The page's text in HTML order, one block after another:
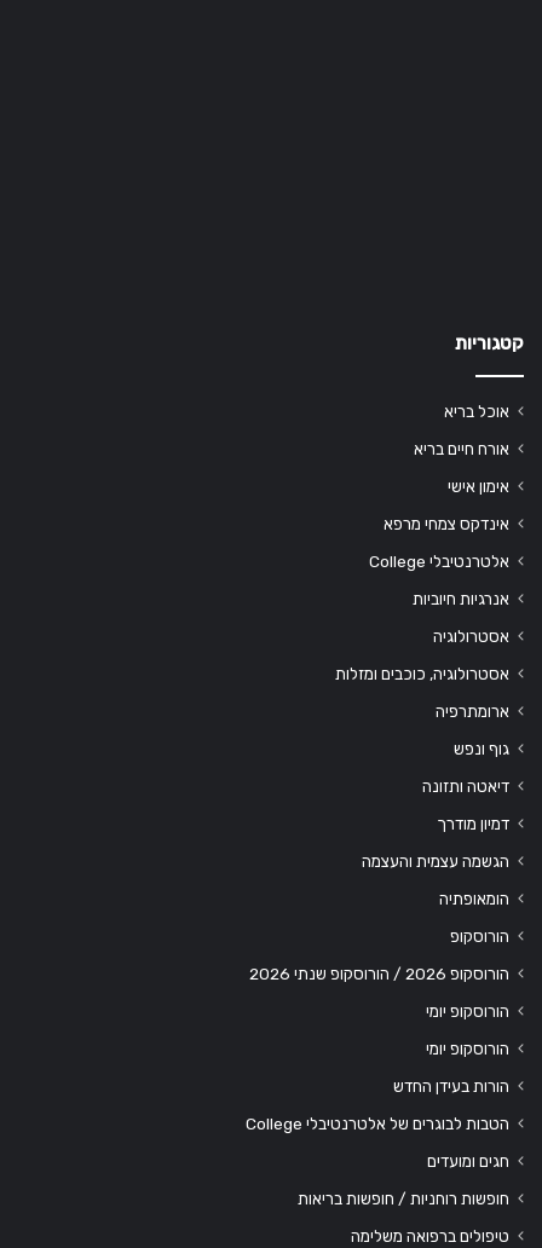
קטגוריות
אוכל בריא
אורח חיים בריא
אימון אישי
אינדקס צמחי מרפא
אלטרנטיבלי College
אנרגיות חיוביות
אסטרולוגיה
אסטרולוגיה, כוכבים ומזלות
ארומתרפיה
גוף ונפש
דיאטה ותזונה
דמיון מודרך
הגשמה עצמית והעצמה
הומאופתיה
הורוסקופ
הורוסקופ 2026 / הורוסקופ שנתי 2026
הורוסקופ יומי
הורוסקופ יומי
הורות בעידן החדש
הטבות לבוגרים של אלטרנטיבלי College
חגים ומועדים
חופשות רוחניות / חופשות בריאות
טיפולים ברפואה משלימה